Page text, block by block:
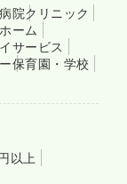
院クリニック
ーム
サービス
保育園・学校
以上